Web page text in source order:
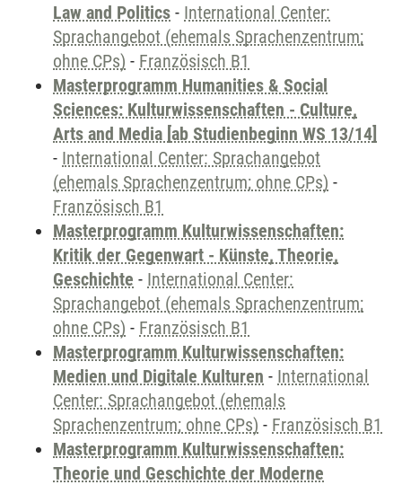
Law and Politics - International Center:
Sprachangebot (ehemals Sprachenzentrum;
ohne CPs) - Französisch B1
Masterprogramm Humanities & Social
Sciences: Kulturwissenschaften - Culture,
Arts and Media [ab Studienbeginn WS 13/14]
- International Center: Sprachangebot
(ehemals Sprachenzentrum; ohne CPs) -
Französisch B1
Masterprogramm Kulturwissenschaften:
Kritik der Gegenwart - Künste, Theorie,
Geschichte - International Center:
Sprachangebot (ehemals Sprachenzentrum;
ohne CPs) - Französisch B1
Masterprogramm Kulturwissenschaften:
Medien und Digitale Kulturen - International
Center: Sprachangebot (ehemals
Sprachenzentrum; ohne CPs) - Französisch B1
Masterprogramm Kulturwissenschaften:
Theorie und Geschichte der Moderne